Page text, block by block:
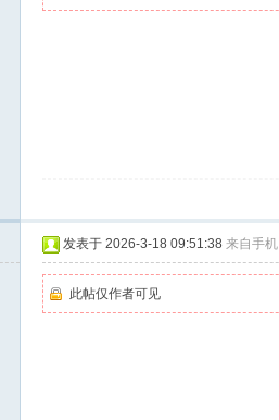
发表于 2026-3-18 09:51:38 来自手机
此帖仅作者可见